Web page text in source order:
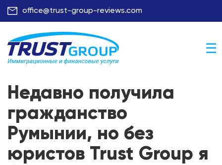
office@trust-group-reviews.com
☰
Недавно получила
гражданство
Румынии, но без
юристов Trust Group я